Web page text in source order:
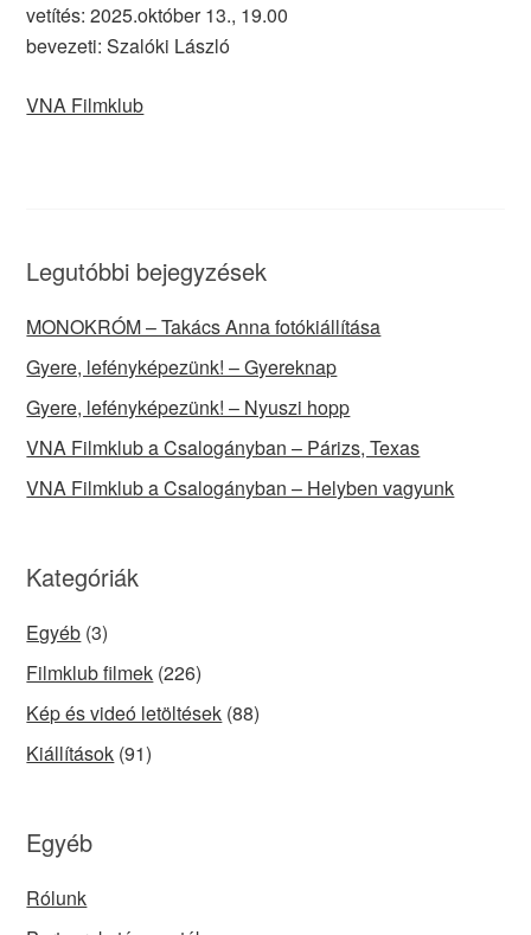
vetítés: 2025.október 13., 19.00
bevezeti: Szalóki László
VNA Filmklub
Legutóbbi bejegyzések
MONOKRÓM – Takács Anna fotókiállítása
Gyere, lefényképezünk! – Gyereknap
Gyere, lefényképezünk! – Nyuszi hopp
VNA Filmklub a Csalogányban – Párizs, Texas
VNA Filmklub a Csalogányban – Helyben vagyunk
Kategóriák
Egyéb (3)
Filmklub filmek (226)
Kép és videó letöltések (88)
Kiállítások (91)
Egyéb
Rólunk